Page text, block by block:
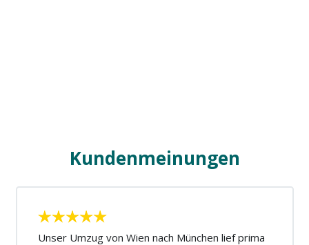
Kundenmeinungen
Unser Umzug von Wien nach München lief prima